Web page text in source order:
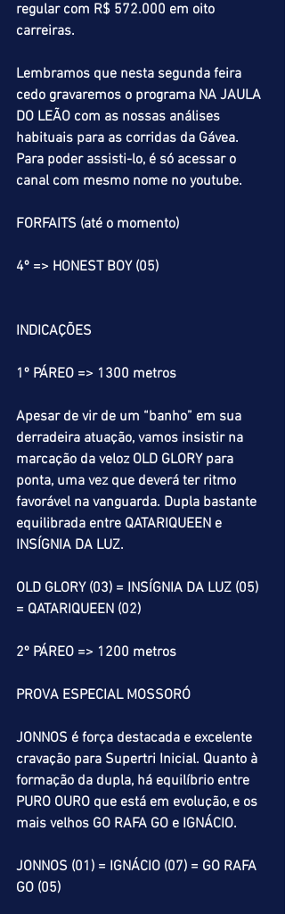
regular com R$ 572.000 em oito
carreiras.
Lembramos que nesta segunda feira
cedo gravaremos o programa NA JAULA
DO LEÃO com as nossas análises
habituais para as corridas da Gávea.
Para poder assisti-lo, é só acessar o
canal com mesmo nome no youtube.
FORFAITS (até o momento)
4º => HONEST BOY (05)
INDICAÇÕES
1º PÁREO => 1300 metros
Apesar de vir de um “banho” em sua
derradeira atuação, vamos insistir na
marcação da veloz OLD GLORY para
ponta, uma vez que deverá ter ritmo
favorável na vanguarda. Dupla bastante
equilibrada entre QATARIQUEEN e
INSÍGNIA DA LUZ.
OLD GLORY (03) = INSÍGNIA DA LUZ (05)
= QATARIQUEEN (02)
2º PÁREO => 1200 metros
PROVA ESPECIAL MOSSORÓ
JONNOS é força destacada e excelente
cravação para Supertri Inicial. Quanto à
formação da dupla, há equilíbrio entre
PURO OURO que está em evolução, e os
mais velhos GO RAFA GO e IGNÁCIO.
JONNOS (01) = IGNÁCIO (07) = GO RAFA
GO (05)